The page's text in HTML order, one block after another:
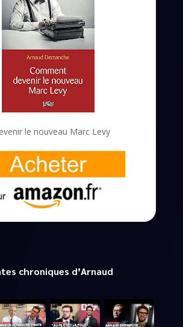
le nouveau Marc Levy
chroniques d’Arnaud